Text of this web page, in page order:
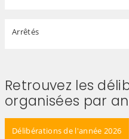
Arrêtés
Retrouvez les
organisées par
Délibérations de l'année 2026